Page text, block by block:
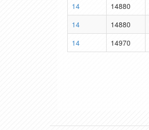
14
14880
14
14880
14
14970